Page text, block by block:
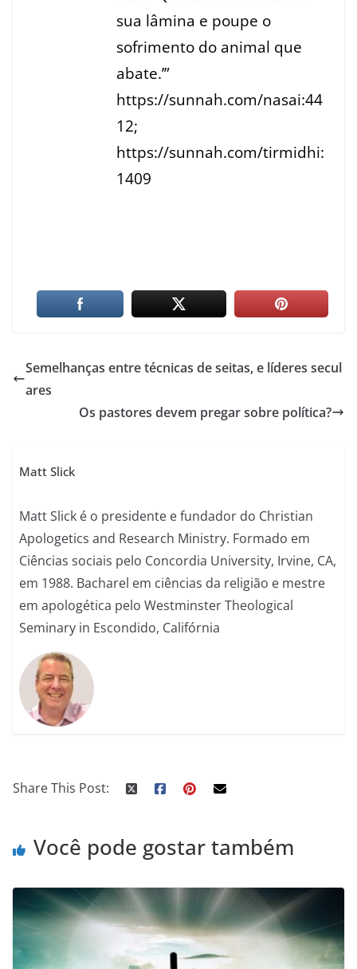
sua lâmina e poupe o
sofrimento do animal que
abate.’”
https://sunnah.com/nasai:44
12;
https://sunnah.com/tirmidhi:
1409
Semelhanças entre técnicas de seitas, e líderes secul
ares
Os pastores devem pregar sobre política?
Matt Slick
Matt Slick é o presidente e fundador do Christian
Apologetics and Research Ministry. Formado em
Ciências sociais pelo Concordia University, Irvine, CA,
em 1988. Bacharel em ciências da religião e mestre
em apologética pelo Westminster Theological
Seminary in Escondido, Califórnia
Share This Post:
Você pode gostar também